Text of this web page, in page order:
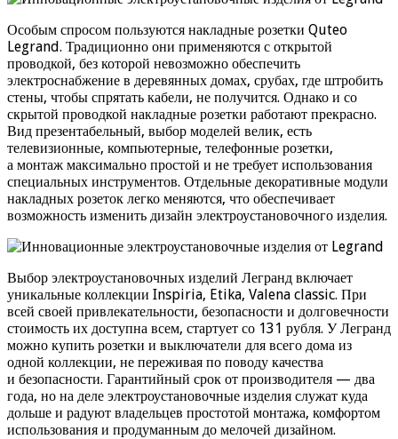
Особым спросом пользуются накладные розетки Quteo
Legrand. Традиционно они применяются с открытой
проводкой, без которой невозможно обеспечить
электроснабжение в деревянных домах, срубах, где штробить
стены, чтобы спрятать кабели, не получится. Однако и со
скрытой проводкой накладные розетки работают прекрасно.
Вид презентабельный, выбор моделей велик, есть
телевизионные, компьютерные, телефонные розетки,
а монтаж максимально простой и не требует использования
специальных инструментов. Отдельные декоративные модули
накладных розеток легко меняются, что обеспечивает
возможность изменить дизайн электроустановочного изделия.
Выбор электроустановочных изделий Легранд включает
уникальные коллекции Inspiria, Etika, Valena classic. При
всей своей привлекательности, безопасности и долговечности
стоимость их доступна всем, стартует со 131 рубля. У Легранд
можно купить розетки и выключатели для всего дома из
одной коллекции, не переживая по поводу качества
и безопасности. Гарантийный срок от производителя — два
года, но на деле электроустановочные изделия служат куда
дольше и радуют владельцев простотой монтажа, комфортом
использования и продуманным до мелочей дизайном.